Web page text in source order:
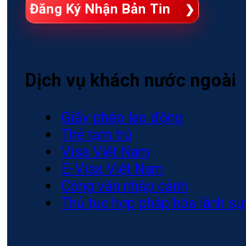
Đăng Ký Nhận Bản Tin
Dịch vụ khách nước ngoài
Giấy phép lao động
Thẻ tạm trú
Visa Việt Nam
E-Visa Việt Nam
Công văn nhập cảnh
Thủ tục hợp pháp hóa lãnh sự